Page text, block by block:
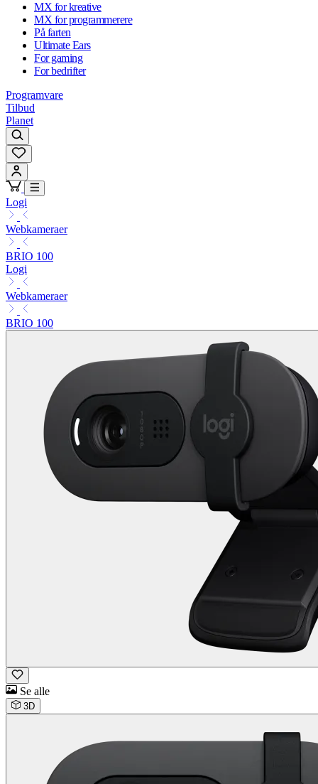
MX for kreative
MX for programmerere
På farten
Ultimate Ears
For gaming
For bedrifter
Programvare
Tilbud
Planet
Logi
Webkameraer
BRIO 100
Logi
Webkameraer
BRIO 100
Se alle
3D